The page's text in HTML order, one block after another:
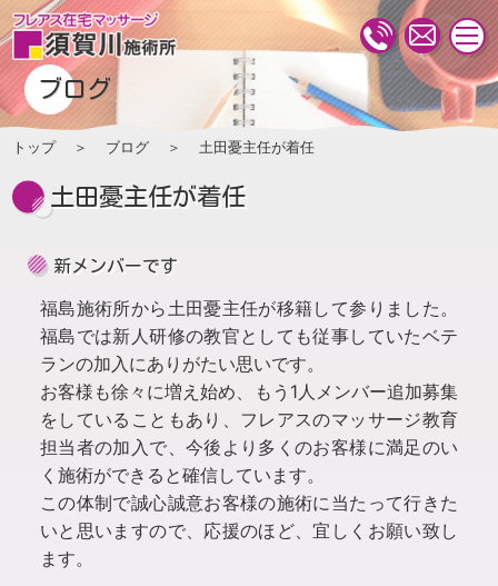
ブログ
トップ ブログ 土田憂主任が着任
土田憂主任が着任
新メンバーです
福島施術所から土田憂主任が移籍して参りました。
福島では新人研修の教官としても従事していたベテ
ランの加入にありがたい思いです。
お客様も徐々に増え始め、もう1人メンバー追加募集
をしていることもあり、フレアスのマッサージ教育
担当者の加入で、今後より多くのお客様に満足のい
く施術ができると確信しています。
この体制で誠心誠意お客様の施術に当たって行きた
いと思いますので、応援のほど、宜しくお願い致し
ます。